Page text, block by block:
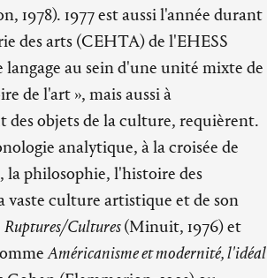
1978). 1977 est aussi l'année durant
des arts (CEHTA) de l'EHESS
au sein d'une unité mixte de
de l'art », mais aussi à
objets de la culture, requièrent.
analytique, à la croisée de
philosophie, l'histoire des
vaste culture artistique et de son
Ruptures/Cultures(Minuit, 1976) et
Américanisme et modernité, l'idéal